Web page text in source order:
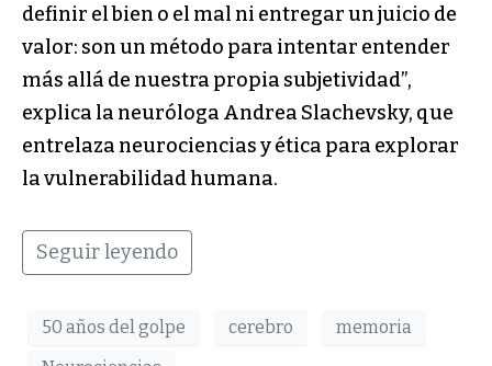
definir el bien o el mal ni entregar un juicio de
valor: son un método para intentar entender
más allá de nuestra propia subjetividad”,
explica la neuróloga Andrea Slachevsky, que
entrelaza neurociencias y ética para explorar
la vulnerabilidad humana.
Seguir leyendo
50 años del golpe cerebro
memoria